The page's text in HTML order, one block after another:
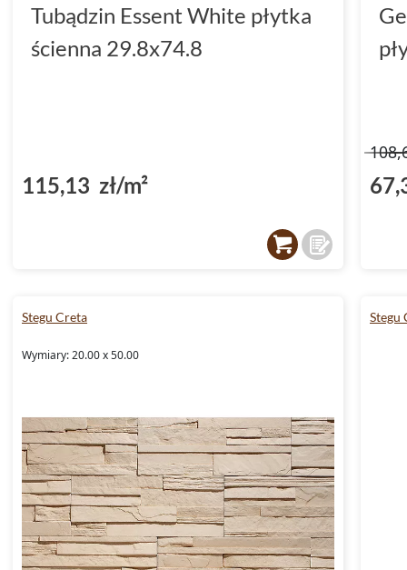
Tubądzin Essent White płytka
ścienna 29.8x74.8
115,13 zł/m²
Stegu Creta
Wymiary: 20.00 x 50.00
Stegu